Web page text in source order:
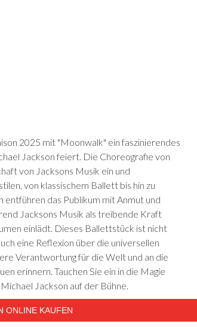
2025 mit "Moonwalk" ein faszinierendes
Jackson feiert. Die Choreografie von
von Jacksons Musik ein und
von klassischem Ballett bis hin zu
entführen das Publikum mit Anmut und
Jacksons Musik als treibende Kraft
einlädt. Dieses Ballettstück ist nicht
eine Reflexion über die universellen
Verantwortung für die Welt und an die
erinnern. Tauchen Sie ein in die Magie
Jackson auf der Bühne.
ONLINE KAUFEN